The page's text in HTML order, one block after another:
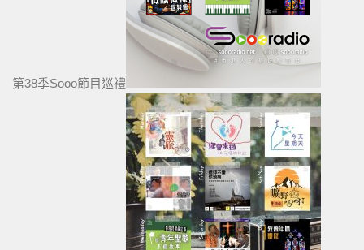
第38季Sooo節目巡禮